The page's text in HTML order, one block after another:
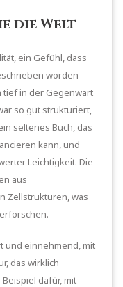
die Welt
ein Gefühl, dass
worden
tief in der Gegenwart
so gut strukturiert,
seltenes Buch, das
kann, und
Leichtigkeit. Die
aus
Zellstrukturen, was
und einnehmend, mit
das wirklich
dafür, mit